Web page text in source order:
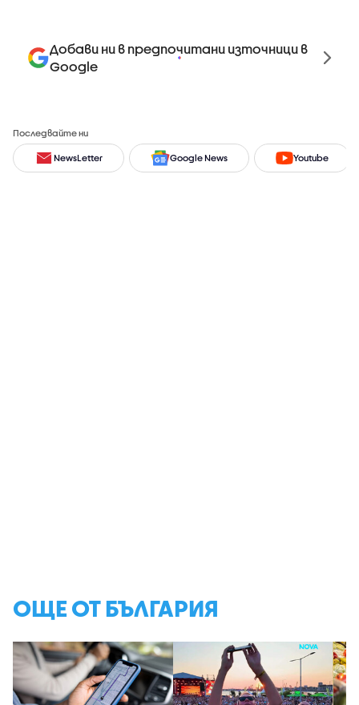
Добави ни в предпочитани източници в
Google
Последвайте ни
NewsLetter Google News Youtube
ОЩЕ ОТ БЪЛГАРИЯ